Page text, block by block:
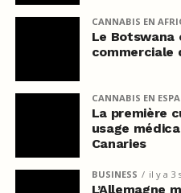
CANNABIS EN
Le Botswana
commerciale
CANNABIS EN
La première
usage
Canaries
BUSINESS il y a 3
L’Allemagne